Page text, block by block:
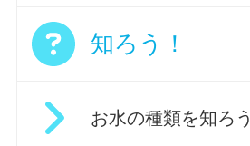
知ろう！
お水の種類を知ろう